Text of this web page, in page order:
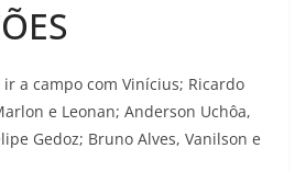
ir a campo com Vinícius; Ricardo
e Leonan; Anderson Uchôa,
Gedoz; Bruno Alves, Vanilson e